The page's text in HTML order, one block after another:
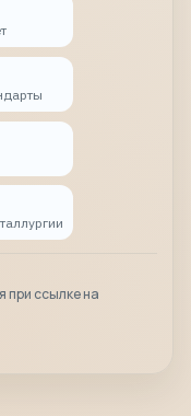
при ссылке на